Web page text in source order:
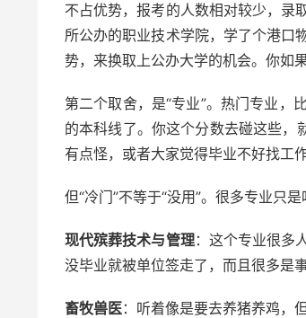
不占优势，报考的人数相对较少，录
所公办的职业技术学院，学了个港口
势，来换取上公办大学的机会。你如
第二个取舍，是“专业”。热门专业，
的本科线了。你这个分数去碰这些，
有点怪，或者大家觉得毕业不好找工作
但“冷门”不等于“没用”。很多专业只
现代殡葬技术与管理：这个专业很多
没毕业就被单位签走了，而且很多是
畜牧兽医：听着像是要去养猪养鸡，